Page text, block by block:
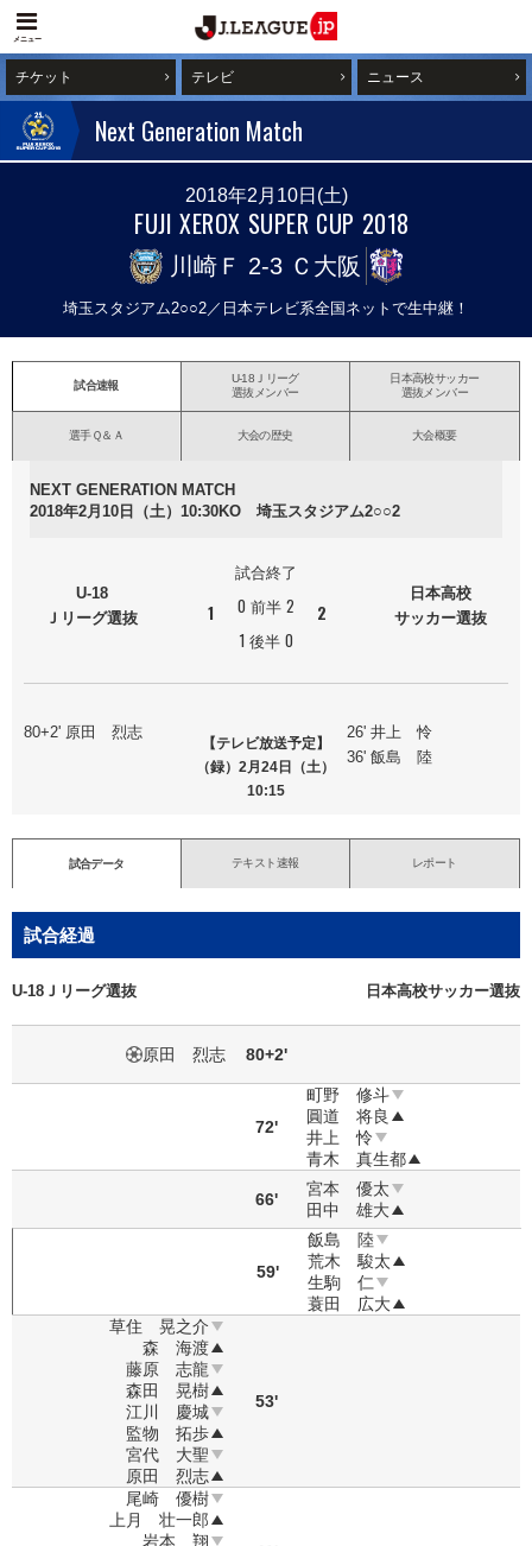
メニュー
チケット テレビ ニュース
Next Generation Match
2018年2月10日(土)
FUJI XEROX SUPER CUP 2018
川崎Ｆ
川崎Ｆ 2-3 Ｃ大阪
埼玉スタジアム2○○2／日本テレビ系全国ネットで生中継！
試合速報
U-18Ｊリーグ
選抜メンバー
日本高校サッカー
選抜メンバー
選手Ｑ＆Ａ 大会の歴史 大会概要
NEXT GENERATION MATCH
2018年2月10日（土）10:30KO 埼玉スタジアム2○○2
U-18
Ｊリーグ選抜
1
試合終了
0 前半 2
1 後半 0
2
日本高校
サッカー選抜
80+2' 原田 烈志
【テレビ放送予定】
（録）2月24日（土）
10:15
26' 井上 怜
36' 飯島 陸
試合データ テキスト速報 レポート
試合経過
U-18Ｊリーグ選抜 日本高校サッカー選抜
原田 烈志 80+2'
72'
町野 修斗
圓道 将良
井上 怜
青木 真生都
66'
宮本 優太
田中 雄大
59'
飯島 陸
荒木 駿太
生駒 仁
蓑田 広大
草住 晃之介
森 海渡
藤原 志龍
森田 晃樹
江川 慶城
監物 拓歩
宮代 大聖
原田 烈志
53'
尾崎 優樹
上月 壮一郎
岩本 翔